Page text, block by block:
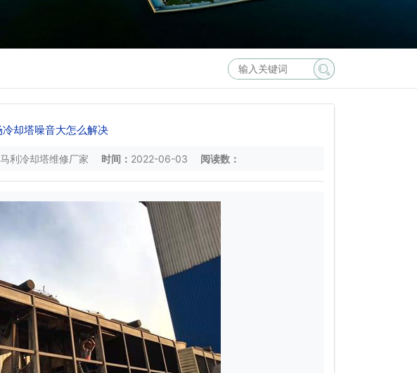
冷却塔噪音大怎么解决
马利冷却塔维修厂家 时间： 2022-06-03 阅读数：